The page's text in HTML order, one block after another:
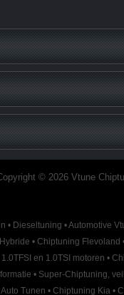
© 2026 Vtune
• Dieseltuning •Automotive
• Chiptuning Flevoland
1.0TFSI en 1.0TSI motoren •
• Super-Chiptuning,
Tunen • Chiptuning Kia •